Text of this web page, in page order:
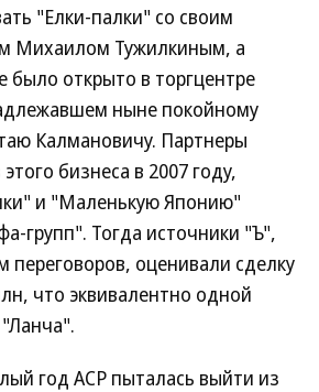
"Елки-палки" со своим
Михаилом Тужилкиным, а
было открыто в торгцентре
ныне покойному
Калмановичу. Партнеры
бизнеса в 2007 году,
и "Маленькую Японию"
групп". Тогда источники "Ъ",
переговоров, оценивали сделку
что эквивалентно одной
год АСР пыталась выйти из